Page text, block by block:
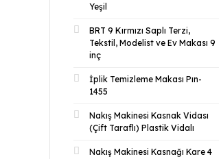
Yeşil
BRT 9 Kırmızı Saplı Terzi,
Tekstil, Modelist ve Ev Makası 9
inç
İplik Temizleme Makası Pın-
1455
Nakış Makinesi Kasnak Vidası
(Çift Taraflı) Plastik Vidalı
Nakış Makinesi Kasnağı Kare 4